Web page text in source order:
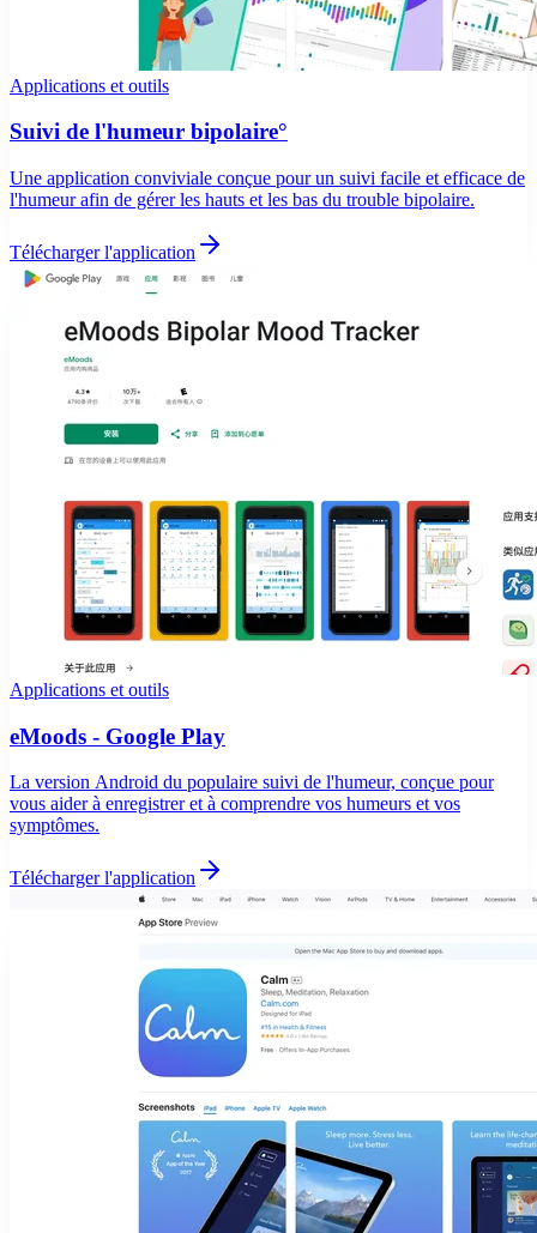
Applications et outils
Suivi de l'humeur bipolaire°
Une application conviviale conçue pour un suivi facile et efficace de
l'humeur afin de gérer les hauts et les bas du trouble bipolaire.
Télécharger l'application
Applications et outils
eMoods - Google Play
La version Android du populaire suivi de l'humeur, conçue pour
vous aider à enregistrer et à comprendre vos humeurs et vos
symptômes.
Télécharger l'application